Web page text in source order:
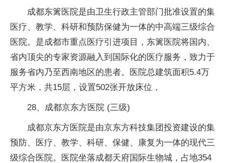
成都东篱医院是由卫生行政主管部门批准设置的集
医疗、教学、科研和预防保健为一体的中高端三级综合
医院。是成都市重点医疗引进项目，东篱医院将国内、
省内顶尖的专家资源融入到国际化的医疗服务，致力于
服务省内乃至西南地区的患者。医院总建筑面积5.4万
平方米，共15层，设置502张开放床位，
28、成都京东方医院 (三级)
成都京东方医院是由京东方科技集团投资建设的集
预防、医疗、教学、科研、保健、康复为一体的现代三
级综合医院。医院坐落成都天府国际生物城，占地354